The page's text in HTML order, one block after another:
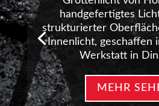
handgefertigtes
strukturierter
Innenlicht, geschaffen
Werkstatt in
MEHR